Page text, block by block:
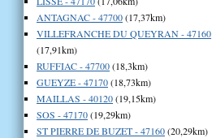
ANTAGNAC - 47700(17,37km)
VILLEFRANCHE DU QUEYRAN - 47160
(17,91km)
RUFFIAC - 47700(18,3km)
GUEYZE - 47170(18,73km)
MAILLAS - 40120(19,15km)
SOS - 47170(19,29km)
ST PIERRE DE BUZET - 47160(20,29km)